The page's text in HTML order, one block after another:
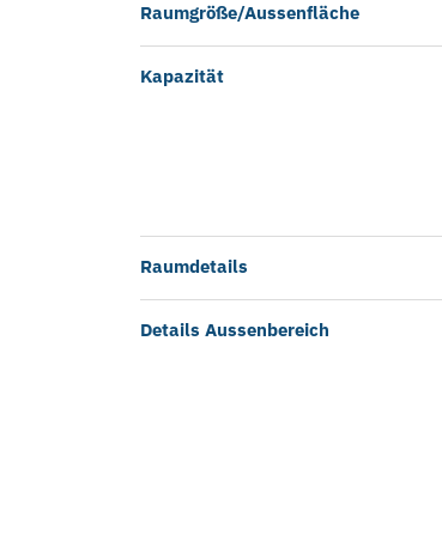
Raumgröße/Aussenfläche
Kapazität
Raumdetails
Details Aussenbereich